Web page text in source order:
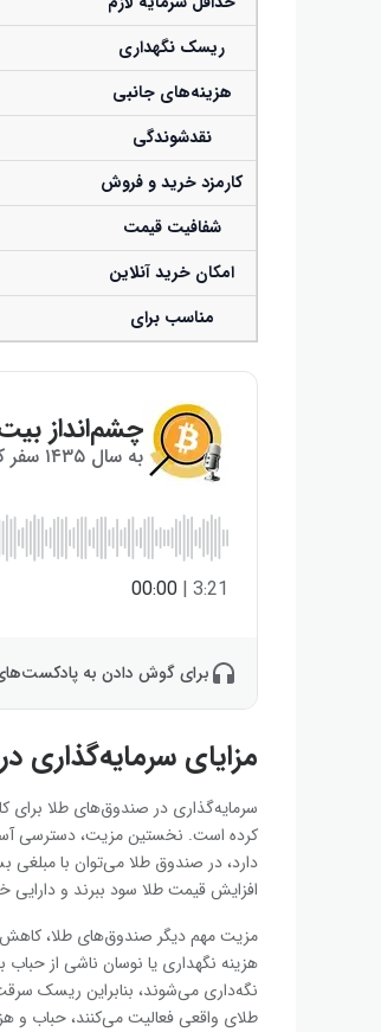
ریسک نگهداری
هزینه‌های جانبی
نقدشوندگی
کارمزد خرید و فروش
شفافیت قیمت
امکان خرید آنلاین
مناسب برای
چشم‌انداز
به سال ۱۴۳۵ سفر کنید؛ سالی که استخراج بیت‌کوین به پایان می‌رسد!
3:21
|
00:00
برای گوش دادن به
مزایای سرمایه‌گذاری
سرمایه‌گذاری در صندوق‌های طلا برای
کرده است. نخستین مزیت، دسترسی
دارد، در صندوق طلا می‌توان با مبلغی
افزایش قیمت طلا سود ببرند و دارایی
مزیت مهم دیگر صندوق‌های طلا، کاهش
هزینه نگهداری یا نوسان ناشی از حباب
نگه‌داری می‌شوند، بنابراین ریسک
طلای واقعی فعالیت می‌کنند، حباب و